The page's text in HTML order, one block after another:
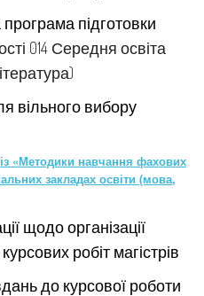
підготовки
014 Середня освіта
вільного вибору
«Методики навчання фахових
закладах освіти (мова,
щодо організації
робіт магістрів
до курсової роботи